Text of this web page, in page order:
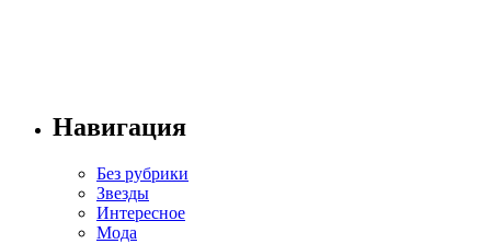
Навигация
Без рубрики
Звезды
Интересное
Мода